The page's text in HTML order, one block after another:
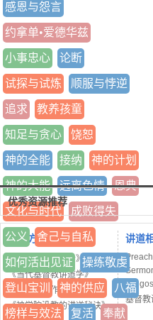
感恩与怨言
约拿单•爱德华兹
小事忠心 论断
试探与试炼 顺服与悖逆
追求 教养孩童
知足与贪心 饶恕
神的全能 接纳 神的计划
神的大能 远离色情 恩典
文化与时代 成败得失
公义 舍己与自私
如何活出见证 操练敬虔
登山宝训 神的供应 八福
榜样与效法 复活 奉献
优秀资源推荐
讲道方法书籍
《释经讲道法七阶》
《当代基督教讲道学》
《讲道者工作坊》
《神学院没教的讲道秘诀》
讲道
the
基督教